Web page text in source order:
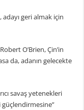
geri almak için
O’Brien, Çin’in
da, adanın gelecekte
savaş yetenekleri
güçlendirmesine”